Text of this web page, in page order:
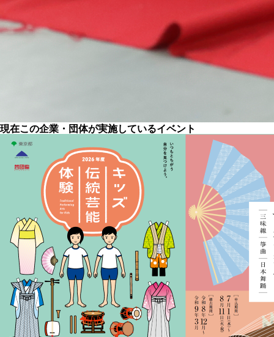
現在この企業・団体が実施しているイベント